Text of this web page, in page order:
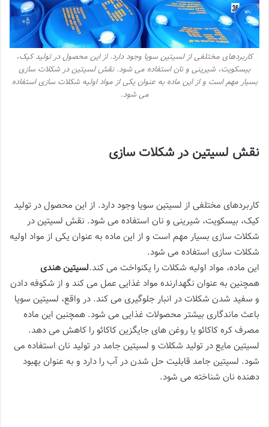
کاربردهای مختلفی از لسیتین سویا وجود دارد. از این محصول در تولید کیک،
بیسکویت، شیرینی و نان استفاده می شود. نقش لسیتین در شکلات سازی
بسیار مهم است و از این ماده به عنوان یکی از مواد اولیه شکلات سازی استفاده
می شود.
نقش لسیتین در شکلات سازی
کاربردهای مختلفی از لسیتین سویا وجود دارد. از این محصول در تولید
کیک، بیسکویت، شیرینی و نان استفاده می شود. نقش لسیتین در
شکلات سازی بسیار مهم است و از این ماده به عنوان یکی از مواد اولیه
شکلات سازی استفاده می شود.
این ماده، مواد اولیه شکلات را یکنواخت می کند.لسیتین هندی
همچنین به عنوان نگهدارنده مواد غذایی عمل می کند و از شکوفه دادن
و سفید شدن شکلات در انبار جلوگیری می کند. در واقع، لسیتین سویا
باعث ماندگاری بیشتر محصولات غذایی می شود. همچنین این ماده
مصرف کره کاکائو یا روغن های جایگزین کاکائو را کاهش می دهد.
لسیتین مایع در تولید شکلات و لسیتین جامد در تولید نان استفاده می
شود. لسیتین جامد قابلیت حل شدن در آب را دارد و به عنوان بهبود
دهنده نان شناخته می شود.